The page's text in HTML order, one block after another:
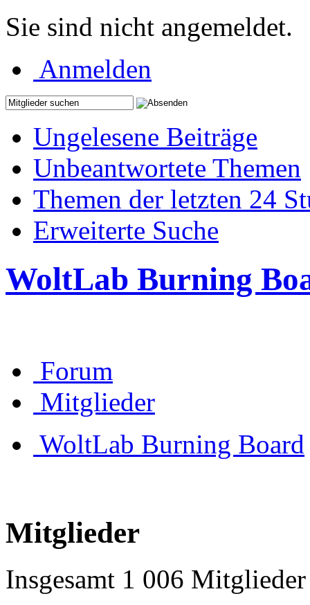
Sie sind nicht angemeldet.
Anmelden
Ungelesene Beiträge
Unbeantwortete Themen
Themen der letzten 24
Erweiterte Suche
WoltLab Burning
Forum
Mitglieder
WoltLab Burning Board
Mitglieder
Insgesamt 1 006 Mitglieder